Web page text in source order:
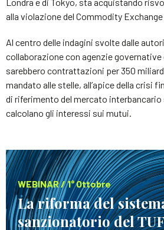
alla violazione del Commodity
Al centro delle indagini svolte dalle
collaborazione con agenzie governative
sarebbero contrattazioni per 350
mandato alle stelle, all’apice della crisi
di riferimento del mercato interbancario
calcolano gli interessi sui mutui.
WEBINAR / 1° Ottobre
La riforma del
sanzionatorio del